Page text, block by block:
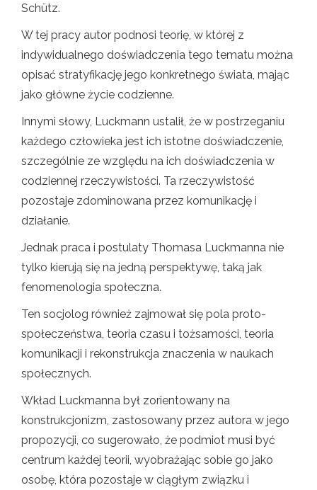
Schütz.
W tej pracy autor podnosi teorię, w której z
indywidualnego doświadczenia tego tematu można
opisać stratyfikację jego konkretnego świata, mając
jako główne życie codzienne.
Innymi słowy, Luckmann ustalił, że w postrzeganiu
każdego człowieka jest ich istotne doświadczenie,
szczególnie ze względu na ich doświadczenia w
codziennej rzeczywistości. Ta rzeczywistość
pozostaje zdominowana przez komunikację i
działanie.
Jednak praca i postulaty Thomasa Luckmanna nie
tylko kierują się na jedną perspektywę, taką jak
fenomenologia społeczna.
Ten socjolog również zajmował się pola proto-
społeczeństwa, teoria czasu i tożsamości, teoria
komunikacji i rekonstrukcja znaczenia w naukach
społecznych.
Wkład Luckmanna był zorientowany na
konstrukcjonizm, zastosowany przez autora w jego
propozycji, co sugerowało, że podmiot musi być
centrum każdej teorii, wyobrażając sobie go jako
osobę, która pozostaje w ciągłym związku i